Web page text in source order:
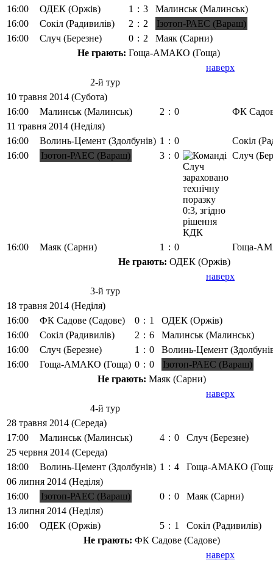
16:00
ОДЕК (Оржів) 1 : 3
Малинськ (Малинськ)
16:00
Сокіл (Радивилів) 2 : 2
Ізотоп-РАЕС (Вараш)
16:00
Случ (Березне) 0 : 2
Маяк (Сарни)
Не грають: Гоща-АМАКО (Гоща)
наверх
2-й тур
10 травня 2014 (Субота)
16:00
Малинськ (Малинськ) 2 : 0
ФК
11 травня 2014 (Неділя)
16:00
Волинь-Цемент (Здолбунів) 1 : 0
Сокіл
16:00
Ізотоп-РАЕС (Вараш) 3 : 0 Случ
16:00 Маяк (Сарни) 1 : 0
Гоща-
Не грають: ОДЕК (Оржів)
наверх
3-й тур
18 травня 2014 (Неділя)
16:00
ФК Садове (Садове) 0 : 1
ОДЕК (Оржів)
16:00
Сокіл (Радивилів) 2 : 6
Малинськ (Малинськ)
16:00
Случ (Березне) 1 : 0
Волинь-Цемент
16:00
Гоща-АМАКО (Гоща) 0 : 0
Ізотоп-РАЕС (Вараш)
Не грають: Маяк (Сарни)
наверх
4-й тур
28 травня 2014 (Середа)
17:00
Малинськ (Малинськ) 4 : 0
Случ (Березне)
25 червня 2014 (Середа)
18:00
Волинь-Цемент (Здолбунів) 1 : 4
Гоща-АМАКО
06 липня 2014 (Неділя)
16:00
Ізотоп-РАЕС (Вараш) 0 : 0
Маяк (Сарни)
13 липня 2014 (Неділя)
16:00
ОДЕК (Оржів) 5 : 1
Сокіл (Радивилів)
Не грають: ФК Садове (Садове)
наверх